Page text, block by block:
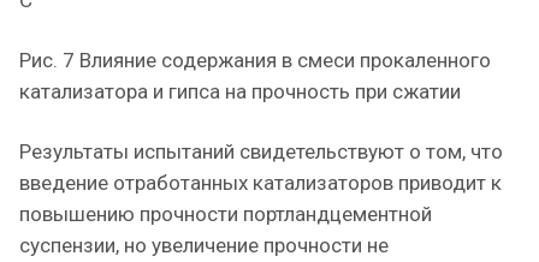
Рис. 7 Влияние содержания в смеси прокаленного
катализатора и гипса на прочность при сжатии
Результаты испытаний свидетельствуют о том, что
введение отработанных катализаторов приводит к
повышению прочности портландцементной
суспензии, но увеличение прочности не